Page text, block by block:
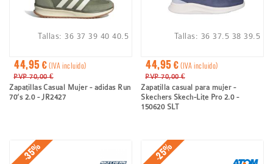
44,95 €(IVA incluido)
PVP 70,00 €
Zapatillas Casual Mujer - adidas Run
70’s 2.0 - JR2427
Tallas: 36 37 39 40 40.5
44,95 €(IVA incluido)
PVP 70,00 €
Zapatilla casual para mujer -
Skechers Skech-Lite Pro 2.0 -
150620 SLT
Tallas: 36 37.5 38 39.5
-35% -25%